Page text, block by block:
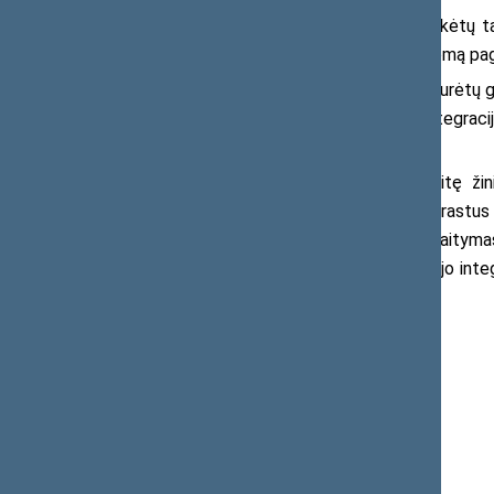
Kita vertus, jis pabrėžė, jog reikėtų
priimti jų vaikus ir suteikti jiems papildomą
„Svarstantieji grįžimą į Lietuvą
Lietuvoje. Nuogąstavimai dėl vaikų
Primename, jog praėjusią savaitę
paskutinius septynetą metų, turintis
skaityti tekstą. Natūralu, jog vaiko
patyrė psichologinį stresą, apsunkinta jo